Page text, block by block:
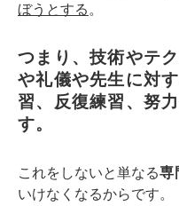
ぼうとする 。
つまり、技術やテ
や礼儀や先生に対
習、反復練習、努
す。
これをしないと単なる専
いけなくなるからです。